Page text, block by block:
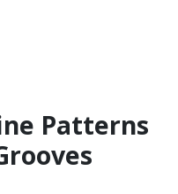
Patterns